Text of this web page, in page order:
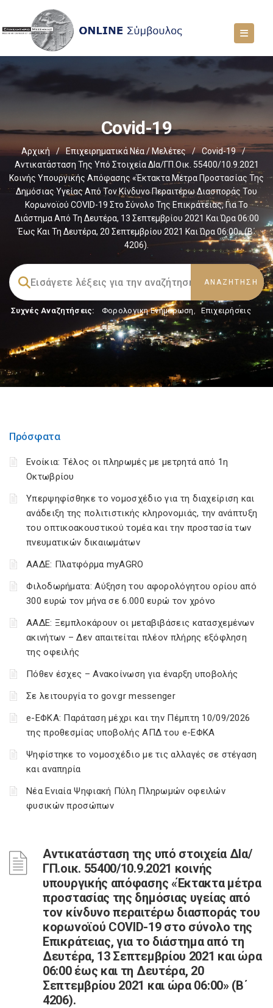
Covid-19
Αρχική / Επιχειρηματικά Νέα / Μελέτες / Covid-19
/
Αντικατάσταση Της Υπό Στοιχεία ΔΙα/ΓΠ.οικ. 55400/10.9.2021
Κοινής Υπουργικής Απόφασης «Έκτακτα Μέτρα Προστασίας Της
Δημόσιας Υγείας Από Τον Κίνδυνο Περαιτέρω Διασποράς Του
Κορωνοϊού COVID-19 Στο Σύνολο Της Επικράτειας, Για Το
Διάστημα Από Τη Δευτέρα, 13 Σεπτεμβρίου 2021 Και Ώρα 06:00
Έως Και Τη Δευτέρα, 20 Σεπτεμβρίου 2021 Και Ώρα 06:00» (Β΄
4206).
Συχνές Αναζητήσεις: Φορολογικη Ενημέρωση, Επιχειρήσεις
Πρόσφατα
Ενοίκια: Τέλος οι πληρωμές με μετρητά από 1η
Οκτωβρίου
Υπερψηφίσθηκε το νομοσχέδιο για τη διαχείριση και
ανάδειξη της πολιτιστικής κληρονομιάς, την ανάπτυξη
του οπτικοακουστικού τομέα και την προστασία των
πνευματικών δικαιωμάτων
ΑΑΔΕ: Πλατφόρμα myAGRO
Φιλοδωρήματα: Αύξηση του αφορολόγητου ορίου από
300 ευρώ τον μήνα σε 6.000 ευρώ τον χρόνο
ΑΑΔΕ: Ξεμπλοκάρουν οι μεταβιβάσεις κατασχεμένων
ακινήτων – Δεν απαιτείται πλέον πλήρης εξόφληση
της οφειλής
Πόθεν έσχες – Ανακοίνωση για έναρξη υποβολής
Σε λειτουργία το gov.gr messenger
e-ΕΦΚΑ: Παράταση μέχρι και την Πέμπτη 10/09/2026
της προθεσμίας υποβολής ΑΠΔ του e-ΕΦΚΑ
Ψηφίστηκε το νομοσχέδιο με τις αλλαγές σε στέγαση
και αναπηρία
Νέα Ενιαία Ψηφιακή Πύλη Πληρωμών οφειλών
φυσικών προσώπων
Αντικατάσταση της υπό στοιχεία ΔΙα/
ΓΠ.οικ. 55400/10.9.2021 κοινής
υπουργικής απόφασης «Έκτακτα μέτρα
προστασίας της δημόσιας υγείας από
τον κίνδυνο περαιτέρω διασποράς του
κορωνοϊού COVID-19 στο σύνολο της
Επικράτειας, για το διάστημα από τη
Δευτέρα, 13 Σεπτεμβρίου 2021 και ώρα
06:00 έως και τη Δευτέρα, 20
Σεπτεμβρίου 2021 και ώρα 06:00» (Β΄
4206).